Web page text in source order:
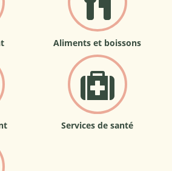
Aliments et boissons
Services de santé